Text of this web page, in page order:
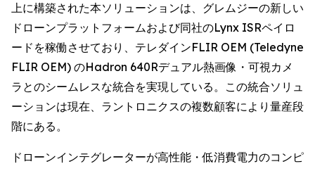
上に構築された本ソリューションは、グレムジーの新しい
ドローンプラットフォームおよび同社のLynx ISRペイロ
ードを稼働させており、テレダインFLIR OEM (Teledyne
FLIR OEM) のHadron 640Rデュアル熱画像・可視カメ
ラとのシームレスな統合を実現している。この統合ソリュ
ーションは現在、ラントロニクスの複数顧客により量産段
階にある。
ドローンインテグレーターが高性能・低消費電力のコンピ